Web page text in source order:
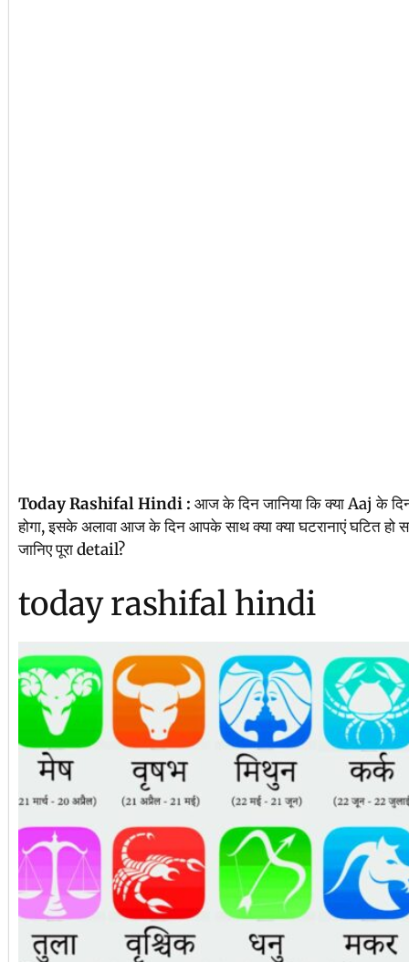
Today Rashifal Hindi : आज के दिन जानिया कि क्या Aaj के
होगा, इसके अलावा आज के दिन आपके साथ क्या क्या घटरानाएं घटित
जानिए पूरा detail?
today rashifal hindi